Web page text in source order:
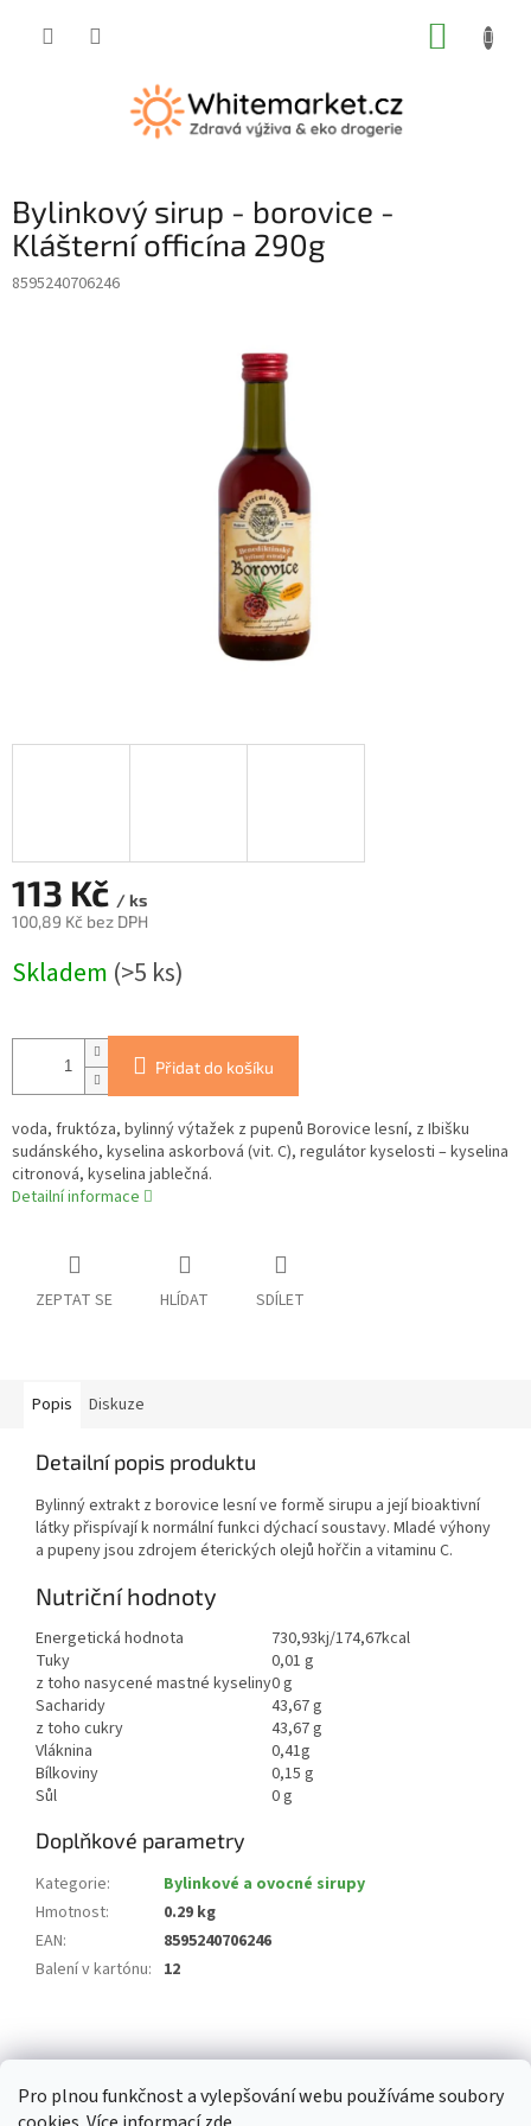
Pro plnou funkčnost a vylepšování webu používáme soubory
Bylinkový sirup - borovice -
Klášterní officína 290g
8595240706246
113 Kč / ks
100,89 Kč bez DPH
cena:
Skladem (>5 ks)
Přidat do košíku
voda, fruktóza, bylinný výtažek z pupenů Borovice lesní, z Ibišku
sudánského, kyselina askorbová (vit. C), regulátor kyselosti – kyselina
citronová, kyselina jablečná.
Detailní informace
ZEPTAT SE HLÍDAT SDÍLET
Popis Diskuze
Detailní popis produktu
Bylinný extrakt z borovice lesní ve formě sirupu a její bioaktivní
látky přispívají k normální funkci dýchací soustavy. Mladé výhony
a pupeny jsou zdrojem éterických olejů hořčin a vitaminu C.
Nutriční hodnoty
Energetická hodnota
730,93kj/174,67kcal
Tuky
0,01 g
z toho nasycené mastné kyseliny0 g
Sacharidy
43,67 g
z toho cukry
43,67 g
Vláknina
0,41g
Bílkoviny
0,15 g
Sůl
0 g
Doplňkové parametry
Kategorie:
Bylinkové a ovocné sirupy
Hmotnost:
0.29 kg
EAN:
8595240706246
Balení v kartónu: 12
á